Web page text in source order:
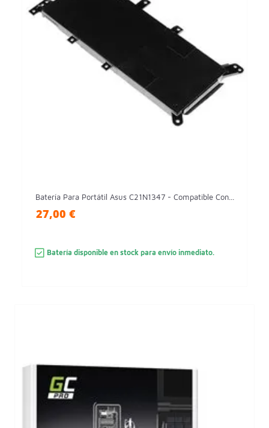
Batería Para Portátil Asus C21N1347 - Compatible Con...
27,00 €
Batería disponible en stock para envío inmediato.